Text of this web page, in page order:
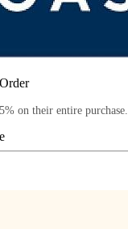
on their entire purchase.